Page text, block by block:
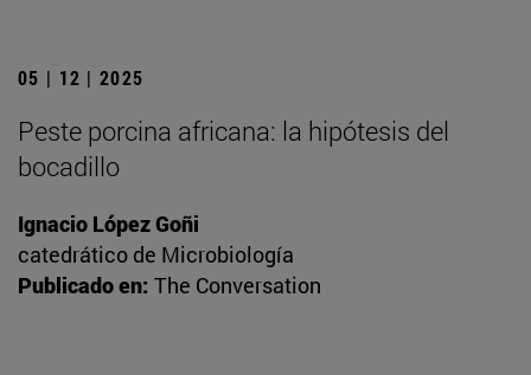
05 | 12 | 2025
Peste porcina africana: la hipótesis del
bocadillo
Ignacio López Goñi
catedrático de Microbiología
Publicado en: The Conversation